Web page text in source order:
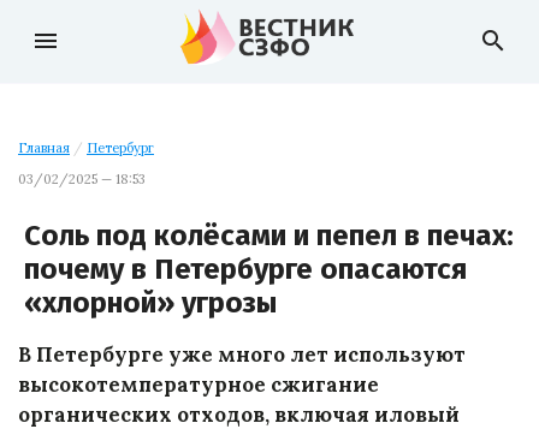
menu search
Главная / Петербург
03/02/2025 — 18:53
Соль под колёсами и пепел в печах:
почему в Петербурге опасаются
«хлорной» угрозы
В Петербурге уже много лет используют
высокотемпературное сжигание
органических отходов, включая иловый